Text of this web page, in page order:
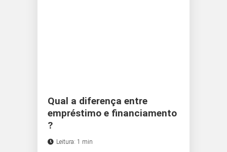
Qual a diferença entre
empréstimo e financiamento
?
Leitura: 1 min